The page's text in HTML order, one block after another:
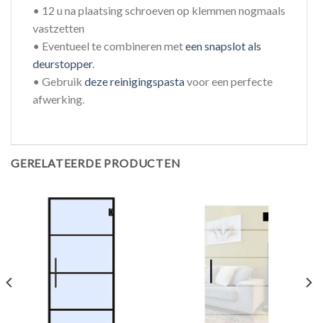
• 12 u na plaatsing schroeven op klemmen nogmaals
vastzetten
• Eventueel te combineren meteen snapslot als
deurstopper.
• Gebruik deze reinigingspastavoor een perfecte
afwerking.
GERELATEERDE PRODUCTEN